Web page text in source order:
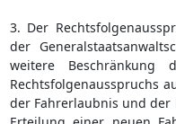
3. Der
der
weitere Beschränkung
Rechtsfolgenausspruchs
der Fahrerlaubnis und